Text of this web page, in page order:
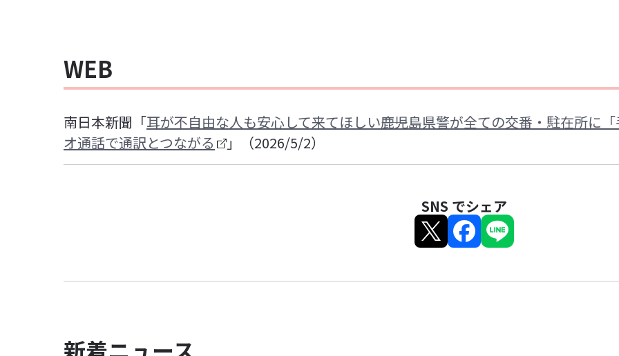
WEB
南日本新聞「耳が不自由な人も安心して来てほしい――鹿児島県警が全ての交番・駐在所
オ通話で通訳とつながる
」（2026/5/2）
SNS でシェア
新着ニュース